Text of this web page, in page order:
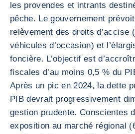
les provendes et intrants
pêche. Le gouvernement
relèvement des droits d’accise
véhicules d’occasion) et
foncière. L’objectif est
fiscales d’au moins 0,5 % du
Après un pic en 2024, la dette
PIB devrait progressivement
gestion prudente. Conscientes
exposition au marché régional